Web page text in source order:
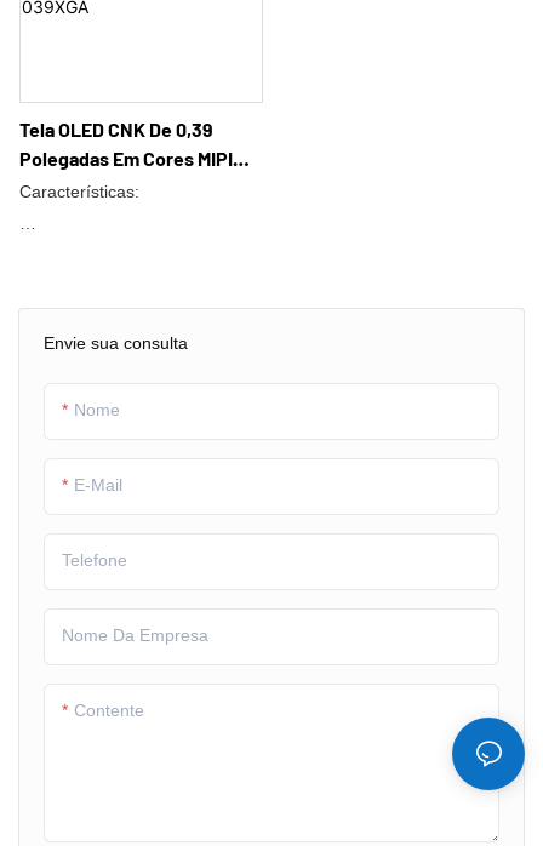
Envie sua consulta
Nome
E-Mail
Telefone
Nome Da Empresa
Contente
Tela OLED CNK De 0,39
Polegadas Em Cores MIPI
039XGA
Características:
3) Temperatura ultra-ampla